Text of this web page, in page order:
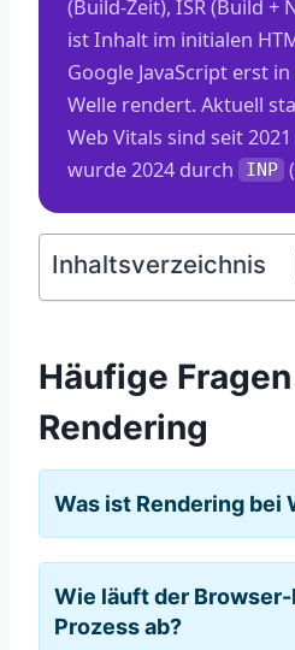
(Build-Zeit), ISR (Build +
ist Inhalt im initialen
Google JavaScript erst
Welle rendert. Aktuell
Web Vitals sind seit
wurde 2024 durch INP
Inhaltsverzeichnis
Häufige
Rendering
Was ist Rendering bei
Wie läuft der
Prozess ab?